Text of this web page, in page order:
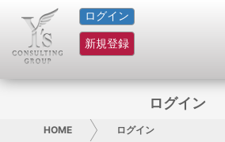
ログイン
新規登録
HOME
サービス紹介
グループ概要
ログイン
HOME ログイン